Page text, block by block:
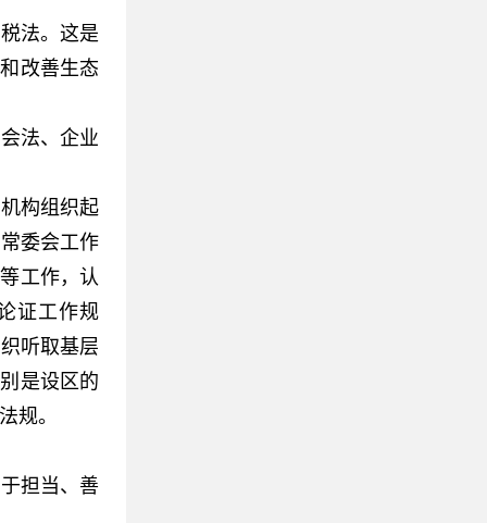
法。这是
改善生态
法、企业
构组织起
委会工作
工作，认
证工作规
听取基层
是设区的
规。
担当、善